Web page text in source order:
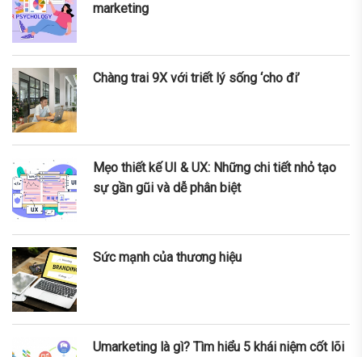
marketing
Chàng trai 9X với triết lý sống ‘cho đi’
Mẹo thiết kế UI & UX: Những chi tiết nhỏ tạo
sự gần gũi và dễ phân biệt
Sức mạnh của thương hiệu
Umarketing là gì? Tìm hiểu 5 khái niệm cốt lõi